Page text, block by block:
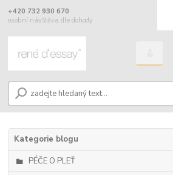
+420 732 930 670
osobní návštěva dle dohody
Kategorie blogu
PÉČE O PLEŤ